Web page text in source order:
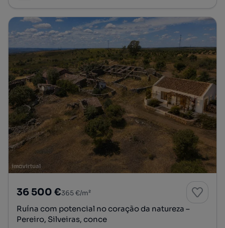
36 500 €365 €/m²
Ruína com potencial no coração da natureza –
Pereiro, Silveiras, conce